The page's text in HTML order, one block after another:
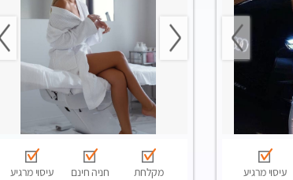
עיסוי מרגיע מקלחת חניה חינם עיסוי מרגיע